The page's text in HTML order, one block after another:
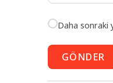
Daha sonraki
GÖNDER